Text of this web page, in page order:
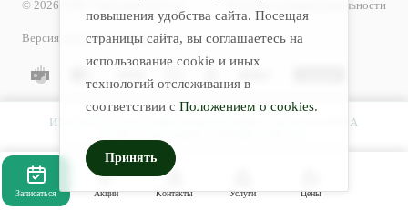
© 2026 ООО "Хороший Доктор" Политика конфиденциальности
Версия для слабовидящих
ИМЕЮТСЯ ПРОТИВОПОКАЗАНИЯ. НЕОБХОДИМА
Записаться Акции Контакты Услуги Цены
повышения удобства сайта. Посещая
страницы сайта, вы соглашаетесь на
использование cookie и иных
технологий отслеживания в
соответствии с Положением о cookies.
Принять